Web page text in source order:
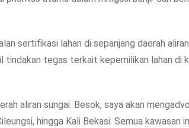
sertifikasi lahan di sepanjang daerah
tegas terkait kepemilikan lahan di
aliran sungai. Besok, saya akan
hingga Kali Bekasi. Semua kawasan